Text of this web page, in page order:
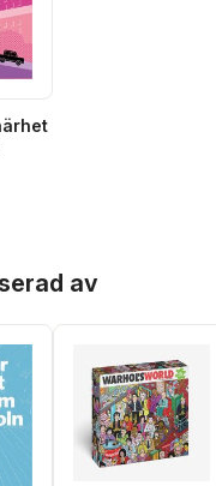
antal röster:
av